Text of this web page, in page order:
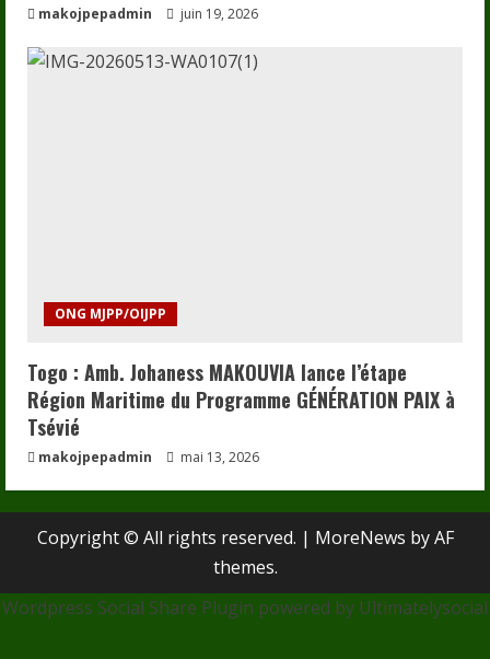
makojpepadmin juin 19, 2026
ONG MJPP/OIJPP
Togo : Amb. Johaness MAKOUVIA lance l’étape
Région Maritime du Programme GÉNÉRATION PAIX à
Tsévié
makojpepadmin mai 13, 2026
Copyright © All rights reserved. | MoreNews by AF
themes.
Wordpress Social Share Plugin powered by Ultimatelysocial